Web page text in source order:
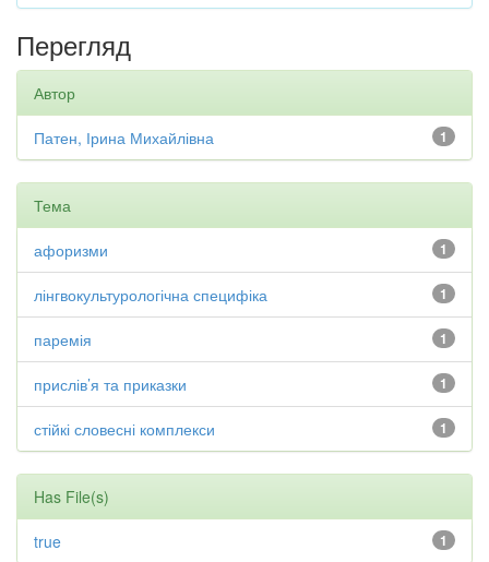
Перегляд
Автор
1
Патен, Ірина Михайлівна
Тема
1
афоризми
1
лінгвокультурологічна специфіка
1
паремія
1
прислів’я та приказки
1
стійкі словесні комплекси
Has File(s)
1
true